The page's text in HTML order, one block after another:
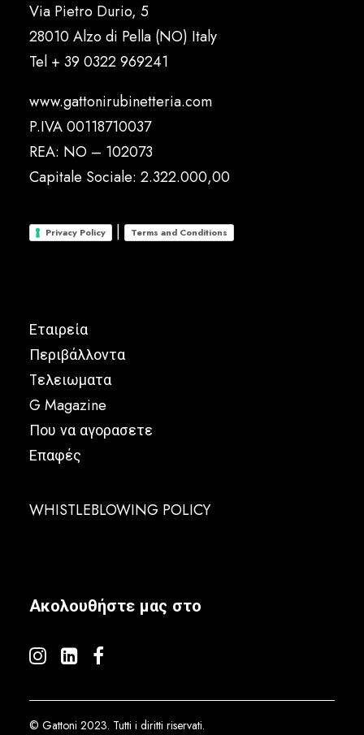
Via Pietro Durio, 5
28010 Alzo di Pella (NO) Italy
Tel + 39 0322 969241
www.gattonirubinetteria.com
P.IVA 00118710037
REA: NO – 102073
Capitale Sociale: 2.322.000,00
Privacy Policy | Terms and Conditions
Εταιρεία
Περιβάλλοντα
Tελειωματα
G Magazine
Που να αγορασετε
Επαφές
WHISTLEBLOWING POLICY
Ακολουθήστε μας στο
© Gattoni 2023. Tutti i diritti riservati.